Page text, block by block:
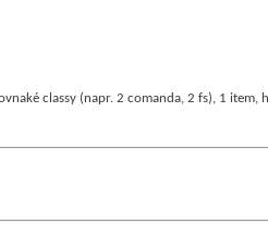
classy (napr. 2 comanda, 2 fs), 1 item,